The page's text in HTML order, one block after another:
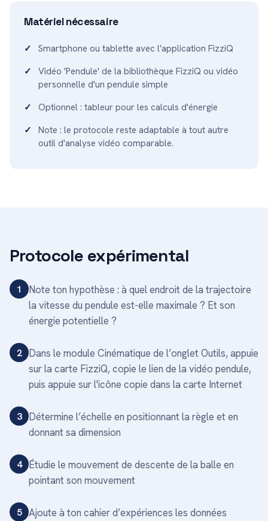
Matériel nécessaire
Smartphone ou tablette avec l'application FizziQ
Vidéo 'Pendule' de la bibliothèque FizziQ ou vidéo
personnelle d'un pendule simple
Optionnel : tableur pour les calculs d'énergie
Note : le protocole reste adaptable à tout autre
outil d'analyse vidéo comparable.
Protocole expérimental
1
Note ton hypothèse : à quel endroit de la trajectoire
la vitesse du pendule est-elle maximale ? Et son
énergie potentielle ?
2 Dans le module Cinématique de l’onglet Outils, appuie
sur la carte FizziQ, copie le lien de la vidéo pendule,
puis appuie sur l'icône copie dans la carte Internet
3 Détermine l’échelle en positionnant la règle et en
donnant sa dimension
4 Étudie le mouvement de descente de la balle en
pointant son mouvement
5 Ajoute à ton cahier d’expériences les données